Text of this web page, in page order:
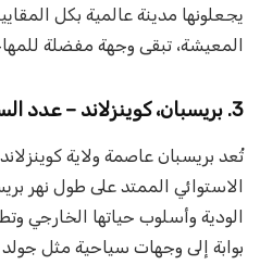
يجعلونها مدينة عالمية بكل
المعيشة، تبقى وجهة مفضلة
3. بريسبان، كوينزلاند – عدد السكان: 2,693,649
تُعد بريسبان عاصمة ولاية
الاستوائي الممتد على طول نهر
الودية وأسلوب حياتها الخارجي
بوابة إلى وجهات سياحية مثل